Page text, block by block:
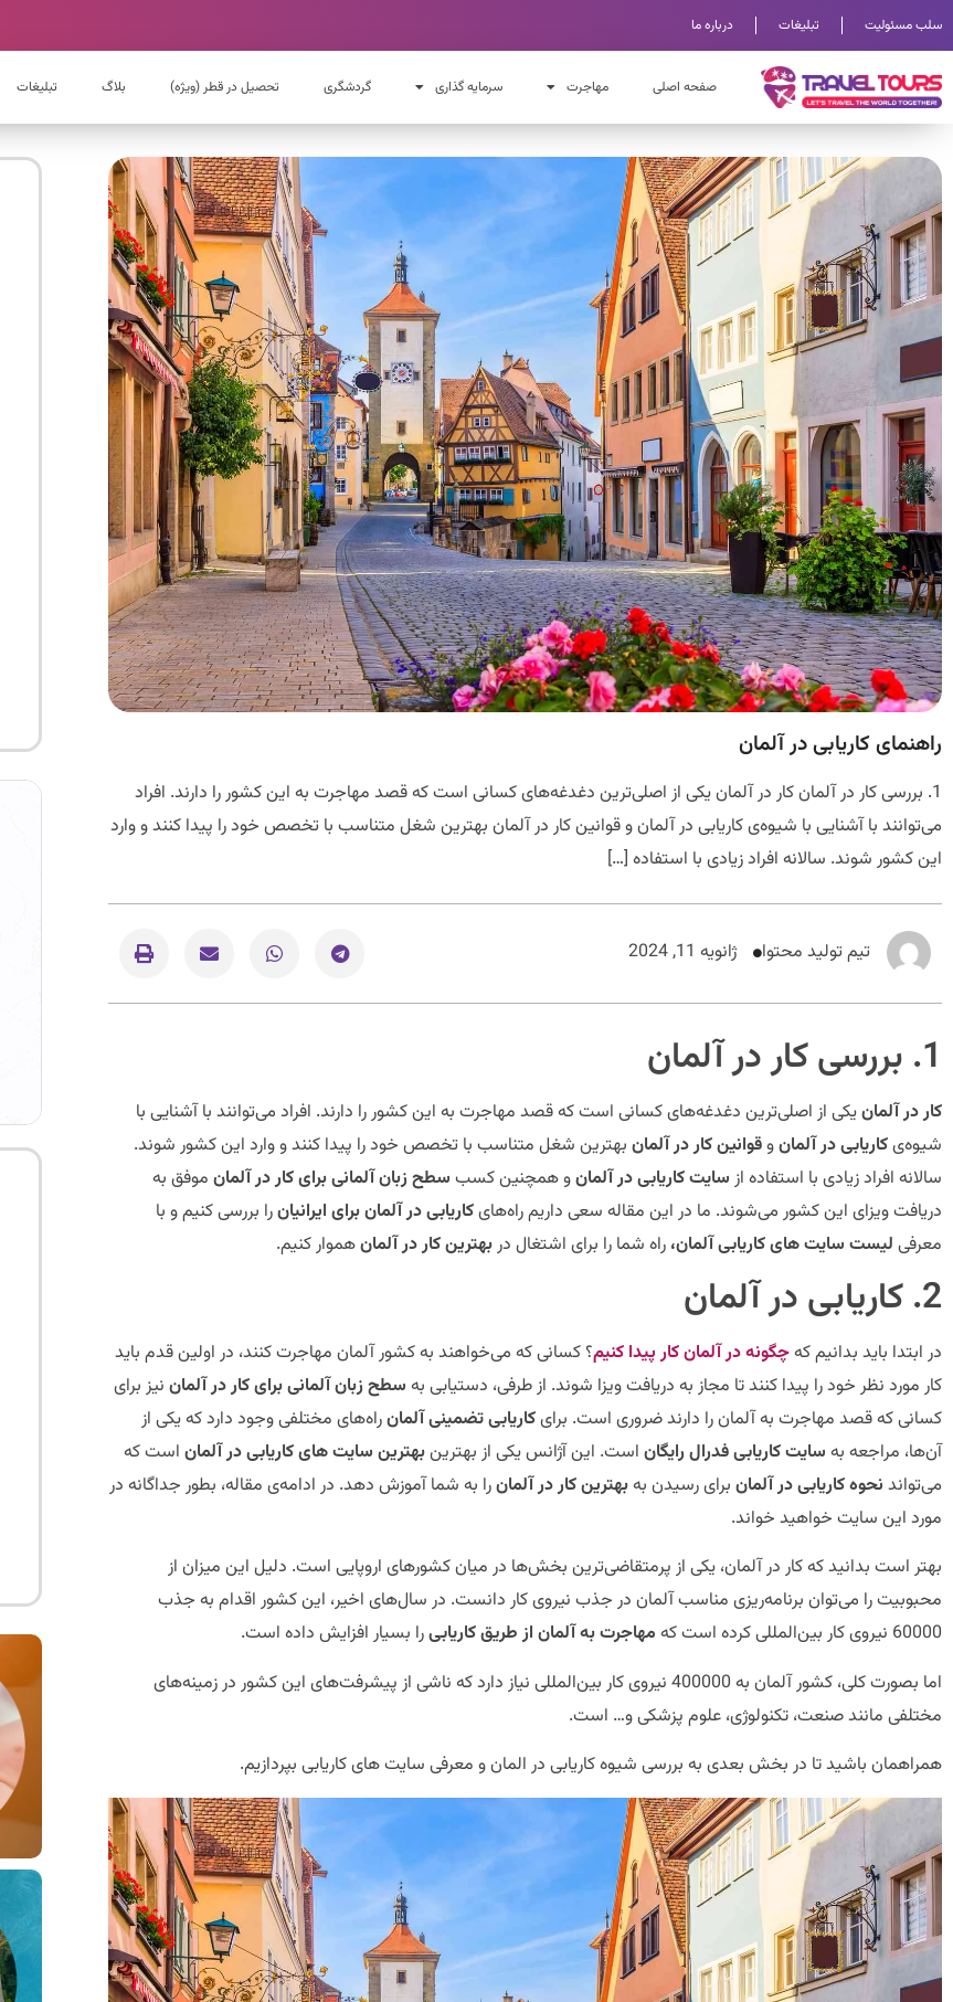
سلب مسئولیت تبلیغات درباره ما
صفحه اصلی مهاجرت سرمایه گذاری گردشگری تحصیل در قطر (ویژه) بلاگ تبلیغات
راهنمای کاریابی در آلمان
1. بررسی کار در آلمان کار در آلمان یکی از اصلی‌ترین دغدغه‌های کسانی است که قصد مهاجرت به این کشور را دارند. افراد
می‌توانند با آشنایی با شیوه‌ی کاریابی در آلمان و قوانین کار در آلمان بهترین شغل متناسب با تخصص خود را پیدا کنند و وارد
این کشور شوند. سالانه افراد زیادی با استفاده […]
تیم تولید محتوا ژانویه 11, 2024
1. بررسی کار در آلمان
کار در آلمانیکی از اصلی‌ترین دغدغه‌های کسانی است که قصد مهاجرت به این کشور را دارند. افراد می‌توانند با آشنایی با
شیوه‌یکاریابی در آلمانوقوانین کار در آلمان بهترین شغل متناسب با تخصص خود را پیدا کنند و وارد این کشور شوند.
سالانه افراد زیادی با استفاده از سایت کاریابی در آلمانو همچنین کسب سطح زبان آلمانی برای کار در آلمان موفق به
دریافت ویزای این کشور می‌شوند. ما در این مقاله سعی داریم راه‌هایکاریابی در آلمان برای ایرانیانرا بررسی کنیم و با
معرفی لیست سایت های کاریابی آلمان، راه شما را برای اشتغال دربهترین کار در آلمانهموار کنیم.
2. کاریابی در آلمان
در ابتدا باید بدانیم کهچگونه در آلمان کار پیدا کنیم؟ کسانی که می‌خواهند به کشور آلمان مهاجرت کنند، در اولین قدم باید
کار مورد نظر خود را پیدا کنند تا مجاز به دریافت ویزا شوند. از طرفی، دستیابی به سطح زبان آلمانی برای کار در آلمان نیز برای
کسانی که قصد مهاجرت به آلمان را دارند ضروری است. برایکاریابی تضمینی آلمانراه‌های مختلفی وجود دارد که یکی از
آن‌ها، مراجعه به سایت کاریابی فدرال رایگان است. این آژانس یکی از بهترینبهترین سایت های کاریابی در آلمان است که
می‌تواند نحوه کاریابی در آلمان برای رسیدن بهبهترین کار در آلمانرا به شما آموزش دهد. در ادامه‌ی مقاله، بطور جداگانه در
مورد این سایت خواهید خواند.
بهتر است بدانید که کار در آلمان، یکی از پرمتقاضی‌ترین بخش‌ها در میان کشورهای اروپایی است. دلیل این میزان از
محبوبیت را می‌توان برنامه‌ریزی مناسب آلمان در جذب نیروی کار دانست. در سال‌های اخیر، این کشور اقدام به جذب
60000 نیروی کار بین‌المللی کرده است که
مهاجرت به آلمان از طریق کاریابیرا بسیار افزایش داده است.
اما بصورت کلی، کشور آلمان به 400000 نیروی کار بین‌المللی نیاز دارد که ناشی از پیشرفت‌های این کشور در زمینه‌های
مختلفی مانند صنعت، تکنولوژی، علوم پزشکی و… است.
همراهمان باشید تا در بخش بعدی به بررسی شیوه کاریابی در المان و معرفی سایت های کاریابی بپردازیم.